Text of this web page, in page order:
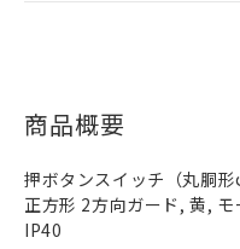
商品概要
押ボタンスイッチ（丸胴
正方形 2方向ガード, 黄,
IP40